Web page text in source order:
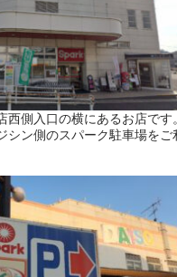
西側入口の横にあるお店です。
シン側のスパーク駐車場をご